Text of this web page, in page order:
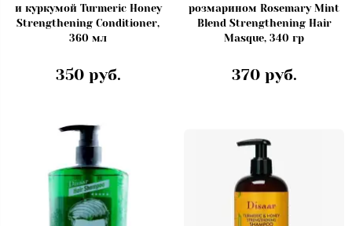
и куркумой Turmeric Honey
Strengthening Conditioner,
360 мл
350 руб.
розмарином Rosemary Mint
Blend Strengthening Hair
Masque, 340 гр
370 руб.